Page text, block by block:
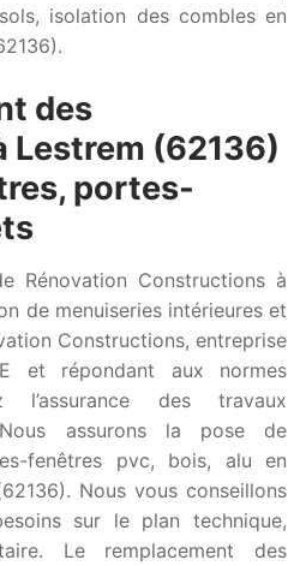
isolation des combles en
des
Lestrem (62136)
portes-
Rénovation Constructions à
de menuiseries intérieures et
Constructions, entreprise
et répondant aux normes
l’assurance des travaux
Nous assurons la pose de
fenêtres pvc, bois, alu en
Nous vous conseillons
sur le plan technique,
Le remplacement des